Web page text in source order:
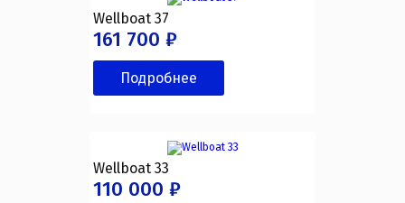
Wellboat 37
161 700 ₽
Подробнее
Wellboat 33
110 000 ₽